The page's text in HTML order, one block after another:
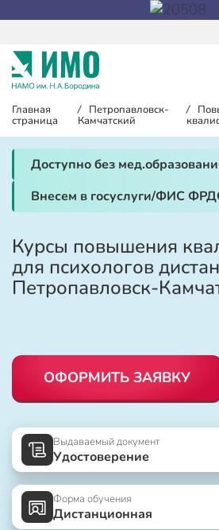
Главная
страница
/ Петропавловск-
Камчатский
/
Доступно без
Внесем в госуслуги/ФИС
Курсы повышения
для психологов
Петропавловск-
ОФОРМИТЬ ЗАЯВКУ
Выдаваемый документ
Удостоверение
Форма обучения
Дистанционная